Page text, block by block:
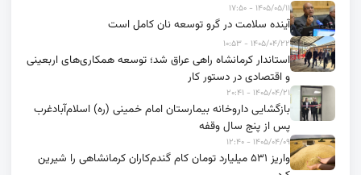
۱۴۰۵/۰۵/۱۱ - ۱۷:۵۰
آینده سلامت در گرو توسعه نان کامل است
۱۴۰۵/۰۴/۲۲ - ۱۰:۵۳
استاندار کرمانشاه راهی عراق شد؛ توسعه همکاری‌های اربعینی
و اقتصادی در دستور کار
۱۴۰۵/۰۴/۲۱ - ۲۰:۴۱
بازگشایی داروخانه بیمارستان امام خمینی (ره) اسلام‌آبادغرب
پس از پنج سال وقفه
۱۴۰۵/۰۴/۰۹ - ۱۲:۴۰
واریز ۵۳۱ میلیارد تومان کام گندم‌کاران کرمانشاهی را شیرین